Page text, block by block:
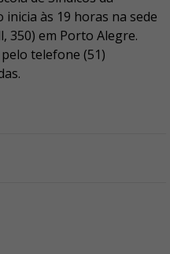
às 19 horas na sede
350) em Porto Alegre.
telefone (51)